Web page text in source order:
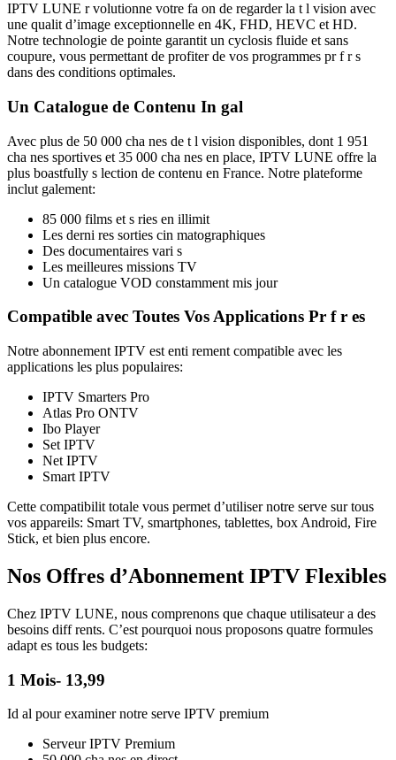
IPTV LUNE r volutionne votre fa on de regarder la t l vision avec
une qualit d’image exceptionnelle en 4K, FHD, HEVC et HD.
Notre technologie de pointe garantit un cyclosis fluide et sans
coupure, vous permettant de profiter de vos programmes pr f r s
dans des conditions optimales.
Un Catalogue de Contenu In gal
Avec plus de 50 000 cha nes de t l vision disponibles, dont 1 951
cha nes sportives et 35 000 cha nes en place, IPTV LUNE offre la
plus boastfully s lection de contenu en France. Notre plateforme
inclut galement:
85 000 films et s ries en illimit
Les derni res sorties cin matographiques
Des documentaires vari s
Les meilleures missions TV
Un catalogue VOD constamment mis jour
Compatible avec Toutes Vos Applications Pr f r es
Notre abonnement IPTV est enti rement compatible avec les
applications les plus populaires:
IPTV Smarters Pro
Atlas Pro ONTV
Ibo Player
Set IPTV
Net IPTV
Smart IPTV
Cette compatibilit totale vous permet d’utiliser notre serve sur tous
vos appareils: Smart TV, smartphones, tablettes, box Android, Fire
Stick, et bien plus encore.
Nos Offres d’Abonnement IPTV Flexibles
Chez IPTV LUNE, nous comprenons que chaque utilisateur a des
besoins diff rents. C’est pourquoi nous proposons quatre formules
adapt es tous les budgets:
1 Mois- 13,99
Id al pour examiner notre serve IPTV premium
Serveur IPTV Premium